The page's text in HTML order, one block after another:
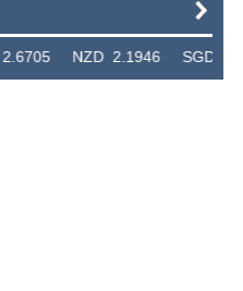
NZD 2.1946 SGD